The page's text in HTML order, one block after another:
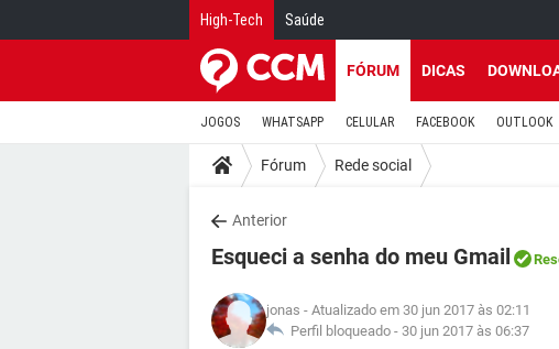
High-Tech Saúde
FÓRUM DICAS
JOGOS WHATSAPP CELULAR FACEBOOK OUTLOOK
Fórum Rede social
Anterior
Esqueci a senha do meu Gmail
jonas - Atualizado em 30 jun 2017 às 02:11
Perfil bloqueado - 30 jun 2017 às 06:37